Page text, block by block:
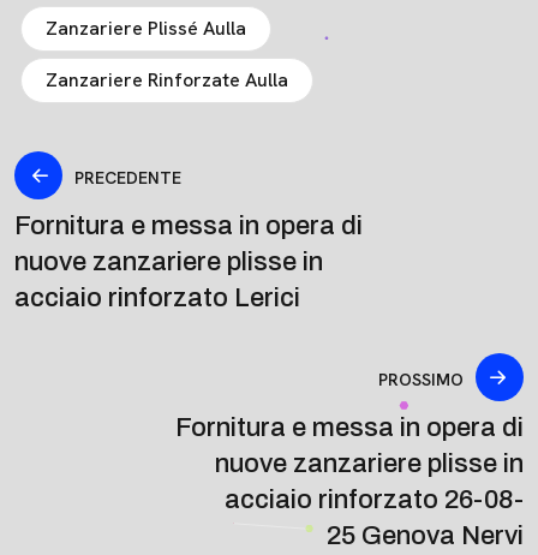
Zanzariere Plissé Aulla
Zanzariere Rinforzate Aulla
PRECEDENTE
Fornitura e messa in opera di
nuove zanzariere plisse in
acciaio rinforzato Lerici
PROSSIMO
Fornitura e messa in opera di
nuove zanzariere plisse in
acciaio rinforzato 26-08-
25 Genova Nervi